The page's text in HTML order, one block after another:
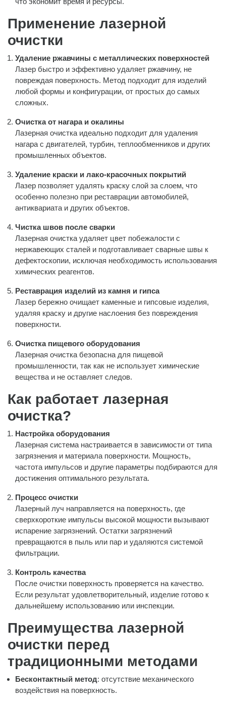
Применение лазерной
очистки
Удаление ржавчины с металлических поверхностей
Лазер быстро и эффективно удаляет ржавчину, не
повреждая поверхность. Метод подходит для изделий
любой формы и конфигурации, от простых до самых
сложных.
Очистка от нагара и окалины
Лазерная очистка идеально подходит для удаления
нагара с двигателей, турбин, теплообменников и других
промышленных объектов.
Удаление краски и лако-красочных покрытий
Лазер позволяет удалять краску слой за слоем, что
особенно полезно при реставрации автомобилей,
антиквариата и других объектов.
Чистка швов после сварки
Лазерная очистка удаляет цвет побежалости с
нержавеющих сталей и подготавливает сварные швы к
дефектоскопии, исключая необходимость использования
химических реагентов.
Реставрация изделий из камня и гипса
Лазер бережно очищает каменные и гипсовые изделия,
удаляя краску и другие наслоения без повреждения
поверхности.
Очистка пищевого оборудования
Лазерная очистка безопасна для пищевой
промышленности, так как не использует химические
вещества и не оставляет следов.
Как работает лазерная
очистка?
Настройка оборудования
Лазерная система настраивается в зависимости от типа
загрязнения и материала поверхности. Мощность,
частота импульсов и другие параметры подбираются для
достижения оптимального результата.
Процесс очистки
Лазерный луч направляется на поверхность, где
сверхкороткие импульсы высокой мощности вызывают
испарение загрязнений. Остатки загрязнений
превращаются в пыль или пар и удаляются системой
фильтрации.
Контроль качества
После очистки поверхность проверяется на качество.
Если результат удовлетворительный, изделие готово к
дальнейшему использованию или инспекции.
Преимущества лазерной
очистки перед
традиционными методами
Бесконтактный метод: отсутствие механического
воздействия на поверхность.